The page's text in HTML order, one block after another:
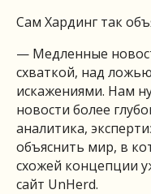
Сам Хардинг так
— Медленные
схваткой, над
искажениями. Нам
новости более
аналитика,
объяснить мир, в
схожей концепции
сайт UnHerd.